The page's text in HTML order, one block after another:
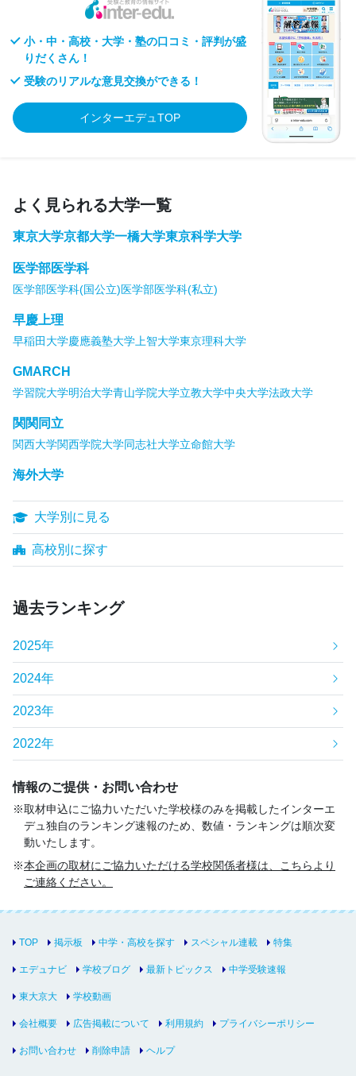
小・中・高校・大学・塾の口コミ・評判が盛
りだくさん！
受験のリアルな意見交換ができる！
インターエデュTOP
よく見られる大学一覧
東京大学京都大学一橋大学東京科学大学
医学部医学科
医学部医学科(国公立)医学部医学科(私立)
早慶上理
早稲田大学慶應義塾大学 上智大学東京理科大学
GMARCH
学習院大学明治大学青山学院大学立教大学中央大学法政大学
関関同立
関西大学関西学院大学同志社大学立命館大学
海外大学
大学別に見る
高校別に探す
過去ランキング
2025年
2024年
2023年
2022年
情報のご提供・お問い合わせ
取材申込にご協力いただいた学校様のみを掲載したインターエ
デュ独自のランキング速報のため、数値・ランキングは順次変
動いたします。
本企画の取材にご協力いただける学校関係者様は、こちらより
ご連絡ください。
TOP 掲示板 中学・高校を探す スペシャル連載 特集
エデュナビ 学校ブログ 最新トピックス 中学受験速報
東大京大 学校動画
会社概要 広告掲載について 利用規約 プライバシーポリシー
お問い合わせ 削除申請 ヘルプ